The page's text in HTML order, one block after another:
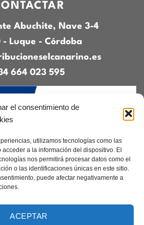
el consentimiento de
utilizamos tecnologías como las
a la información del dispositivo. El
nos permitirá procesar datos como el
o las identificaciones únicas en este sitio.
puede afectar negativamente a
ACEPTAR
Abuchite, Nave 3-4
- Luque - Córdoba
664 023 595
|Devoluciones|
generales
porCreacionesDigitales.es